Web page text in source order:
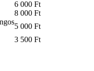
6 000 Ft
8 000 Ft
5 000 Ft
3 500 Ft